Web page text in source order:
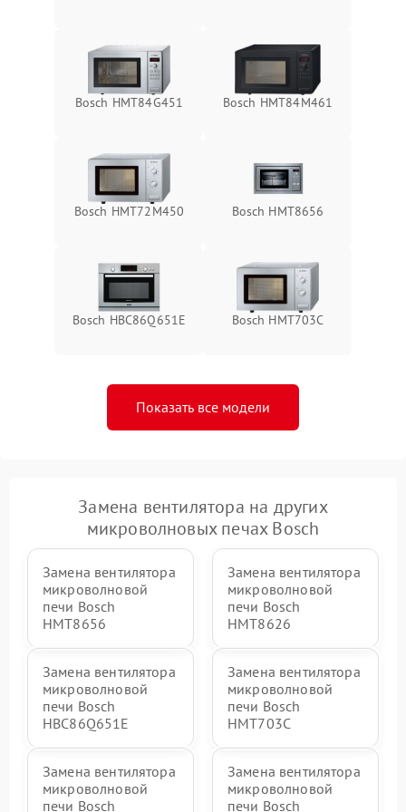
Bosch HMT84G451 Bosch HMT84M461
Bosch HMT72M450 Bosch HMT8656
Bosch HBC86Q651E Bosch HMT703C
Показать все модели
Замена вентилятора на других
микроволновых печах Bosch
Замена вентилятора
микроволновой
печи Bosch
HMT8656
Замена вентилятора
микроволновой
печи Bosch
HMT8626
Замена вентилятора
микроволновой
печи Bosch
HBC86Q651E
Замена вентилятора
микроволновой
печи Bosch
HMT703C
Замена вентилятора
микроволновой
печи Bosch
Замена вентилятора
микроволновой
печи Bosch